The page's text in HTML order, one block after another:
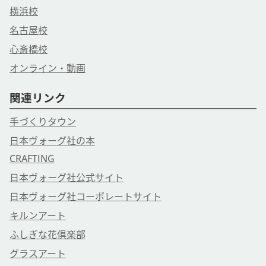
横浜校
名古屋校
心斎橋校
オンライン・動画
関連リンク
手づくりタウン
日本ヴォーグ社の本
CRAFTING
日本ヴォーグ社公式サイト
日本ヴォーグ社コーポレートサイト
キルンアート
ふしぎな花倶楽部
グラスアート